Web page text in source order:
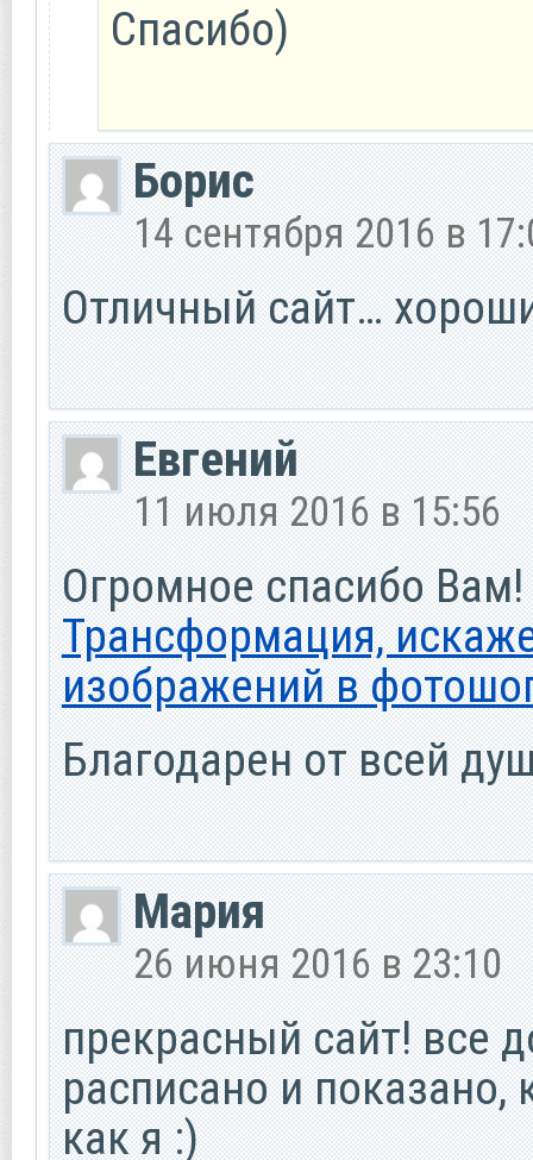
Спасибо)
Борис
14 сентября 2016 в
Отличный сайт…
Евгений
11 июля 2016 в 15:56
Огромное спасибо
Трансформация,
изображений в
Благодарен от всей
Мария
26 июня 2016 в 23:10
прекрасный сайт! все
расписано и показано,
как я :)